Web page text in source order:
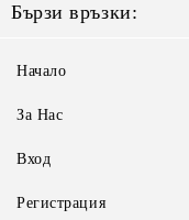
Бързи връзки:
Начало
За Нас
Вход
Регистрация